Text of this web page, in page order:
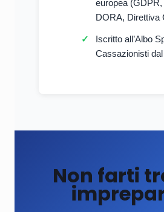
europea (GDPR,
DORA, Direttiva
Iscritto all’Albo
Cassazionisti dal
Non farti